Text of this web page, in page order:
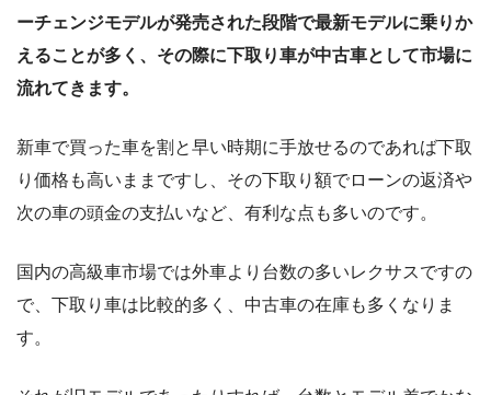
ーチェンジモデルが発売された段階で最新モデルに乗りか
えることが多く、その際に下取り車が中古車として市場に
流れてきます。
新車で買った車を割と早い時期に手放せるのであれば下取
り価格も高いままですし、その下取り額でローンの返済や
次の車の頭金の支払いなど、有利な点も多いのです。
国内の高級車市場では外車より台数の多いレクサスですの
で、下取り車は比較的多く、中古車の在庫も多くなりま
す。